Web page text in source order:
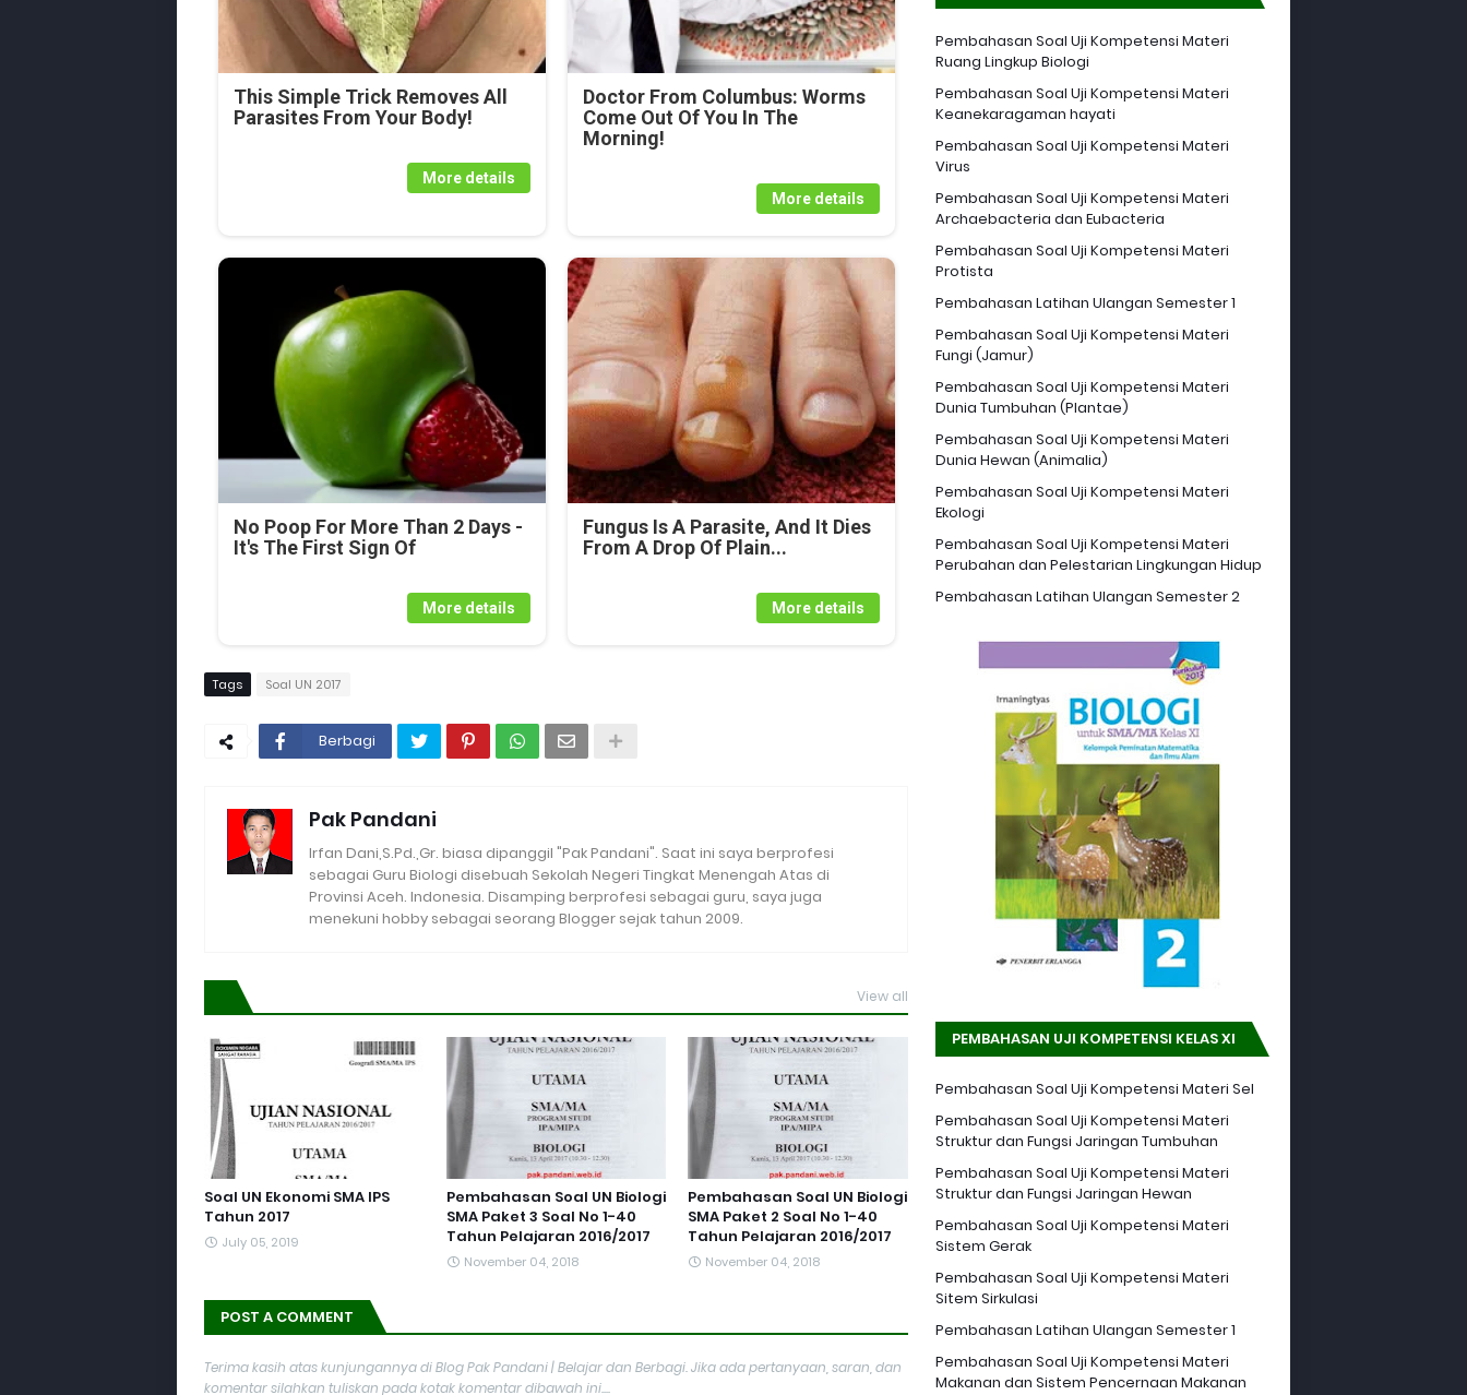
This Simple Trick Removes All
Parasites From Your Body!
More details
Doctor From Columbus: Worms
Come Out Of You In The
Morning!
More details
No Poop For More Than 2 Days -
It's The First Sign Of
More details
Fungus Is A Parasite, And It Dies
From A Drop Of Plain...
More details
Tags Soal UN 2017
Berbagi
Pak Pandani
Irfan Dani,S.Pd.,Gr. biasa dipanggil "Pak Pandani". Saat ini saya berprofesi
sebagai Guru Biologi disebuah Sekolah Negeri Tingkat Menengah Atas di
Provinsi Aceh. Indonesia. Disamping berprofesi sebagai guru, saya juga
menekuni hobby sebagai seorang Blogger sejak tahun 2009.
View all
Soal UN Ekonomi SMA IPS
Tahun 2017
July 05, 2019
Pembahasan Soal UN Biologi
SMA Paket 3 Soal No 1-40
Tahun Pelajaran 2016/2017
November 04, 2018
Pembahasan Soal UN Biologi
SMA Paket 2 Soal No 1-40
Tahun Pelajaran 2016/2017
November 04, 2018
POST A COMMENT
Terima kasih atas kunjungannya di Blog Pak Pandani | Belajar dan Berbagi. Jika ada pertanyaan, saran, dan
komentar silahkan tuliskan pada kotak komentar dibawah ini....
Pembahasan Soal Uji Kompetensi Materi
Ruang Lingkup Biologi
Pembahasan Soal Uji Kompetensi Materi
Keanekaragaman hayati
Pembahasan Soal Uji Kompetensi Materi
Virus
Pembahasan Soal Uji Kompetensi Materi
Archaebacteria dan Eubacteria
Pembahasan Soal Uji Kompetensi Materi
Protista
Pembahasan Latihan Ulangan Semester 1
Pembahasan Soal Uji Kompetensi Materi
Fungi (Jamur)
Pembahasan Soal Uji Kompetensi Materi
Dunia Tumbuhan (Plantae)
Pembahasan Soal Uji Kompetensi Materi
Dunia Hewan (Animalia)
Pembahasan Soal Uji Kompetensi Materi
Ekologi
Pembahasan Soal Uji Kompetensi Materi
Perubahan dan Pelestarian Lingkungan Hidup
Pembahasan Latihan Ulangan Semester 2
PEMBAHASAN UJI KOMPETENSI KELAS XI
Pembahasan Soal Uji Kompetensi Materi Sel
Pembahasan Soal Uji Kompetensi Materi
Struktur dan Fungsi Jaringan Tumbuhan
Pembahasan Soal Uji Kompetensi Materi
Struktur dan Fungsi Jaringan Hewan
Pembahasan Soal Uji Kompetensi Materi
Sistem Gerak
Pembahasan Soal Uji Kompetensi Materi
Sitem Sirkulasi
Pembahasan Latihan Ulangan Semester 1
Pembahasan Soal Uji Kompetensi Materi
Makanan dan Sistem Pencernaan Makanan